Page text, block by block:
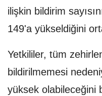
ilişkin bildirim
149'a yükseldiğini
Yetkililer, tüm
bildirilmemesi
yüksek olabileceğini